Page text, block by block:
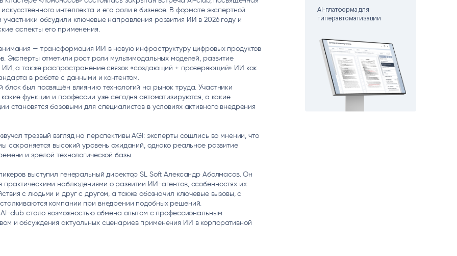
И ТЕКСТОВЫЕ БОТЫ
Преферентум
ИНТЕЛЛЕКТУАЛЬНАЯ ОБРАБОТКА
ТЕКСТА
КОНТРОЛЬ ОПЕРАЦИОННОЙ
ДЕЯТЕЛЬНОСТИ
ИНСТРУМЕНТЫ АНАЛИТИКИ
РАСПОЗНАВАНИЕ ДАННЫХ
интеллекта и его роли в бизнесе. В формате экспертной
участники обсудили ключевые направления развития ИИ в 2026 году и
аспекты его применения.
— трансформация ИИ в новую инфраструктуру цифровых продуктов
Эксперты отметили рост роли мультимодальных моделей, развитие
ИИ, а также распространение связок «создающий + проверяющий» ИИ как
в работе с данными и контентом.
блок был посвящён влиянию технологий на рынок труда. Участники
функции и профессии уже сегодня автоматизируются, а какие
становятся базовыми для специалистов в условиях активного внедрения
трезвый взгляд на перспективы AGI: эксперты сошлись во мнении, что
сохраняется высокий уровень ожиданий, однако реальное развитие
и зрелой технологической базы.
выступил генеральный директор SL Soft Александр Аболмасов. Он
практическими наблюдениями о развитии ИИ-агентов, особенностях их
с людьми и друг с другом, а также обозначил ключевые вызовы, с
компании при внедрении подобных решений.
AI-club стало возможностью обмена опытом с профессиональным
и обсуждения актуальных сценариев применения ИИ в корпоративной
AI-платформа для
гиперавтоматизации